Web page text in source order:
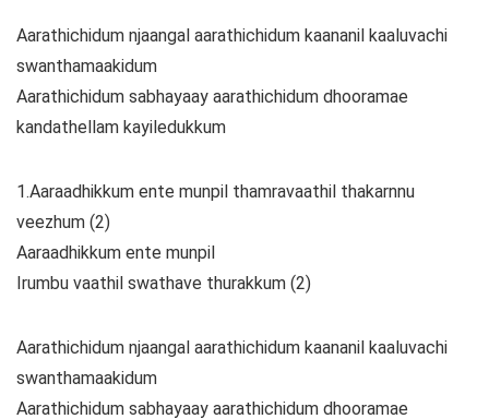
Aarathichidum njaangal aarathichidum kaananil kaaluvachi
swanthamaakidum
Aarathichidum sabhayaay aarathichidum dhooramae
kandathellam kayiledukkum
1.Aaraadhikkum ente munpil thamravaathil thakarnnu
veezhum (2)
Aaraadhikkum ente munpil
Irumbu vaathil swathave thurakkum (2)
Aarathichidum njaangal aarathichidum kaananil kaaluvachi
swanthamaakidum
Aarathichidum sabhayaay aarathichidum dhooramae